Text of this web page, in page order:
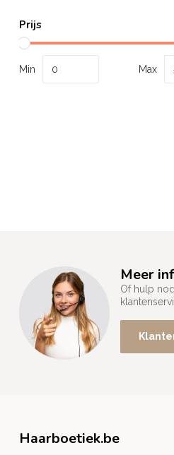
Prijs
Min Max
Meer
Of hulp
Haarboetiek.be